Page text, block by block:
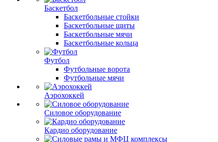
Баскетбол
Баскетбольные стойки
Баскетбольные щиты
Баскетбольные мячи
Баскетбольные кольца
Футбол
Футбольные ворота
Футбольные мячи
Аэрохоккей
Силовое оборудование
Кардио оборудование